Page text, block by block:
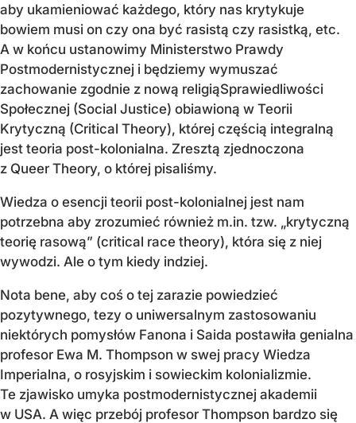
aby ukamieniować każdego, który nas krytykuje
bowiem musi on czy ona być rasistą czy rasistką, etc.
A w końcu ustanowimy Ministerstwo Prawdy
Postmodernistycznej i będziemy wymuszać
zachowanie zgodnie z nową religiąSprawiedliwości
Społecznej (Social Justice) obiawioną w Teorii
Krytyczną (Critical Theory), której częścią integralną
jest teoria post-kolonialna. Zresztą zjednoczona
z Queer Theory, o której pisaliśmy.
Wiedza o esencji teorii post-kolonialnej jest nam
potrzebna aby zrozumieć również m.in. tzw. „krytyczną
teorię rasową” (critical race theory), która się z niej
wywodzi. Ale o tym kiedy indziej.
Nota bene, aby coś o tej zarazie powiedzieć
pozytywnego, tezy o uniwersalnym zastosowaniu
niektórych pomysłów Fanona i Saida postawiła genialna
profesor Ewa M. Thompson w swej pracy Wiedza
Imperialna, o rosyjskim i sowieckim kolonializmie.
Te zjawisko umyka postmodernistycznej akademii
w USA. A więc przebój profesor Thompson bardzo się